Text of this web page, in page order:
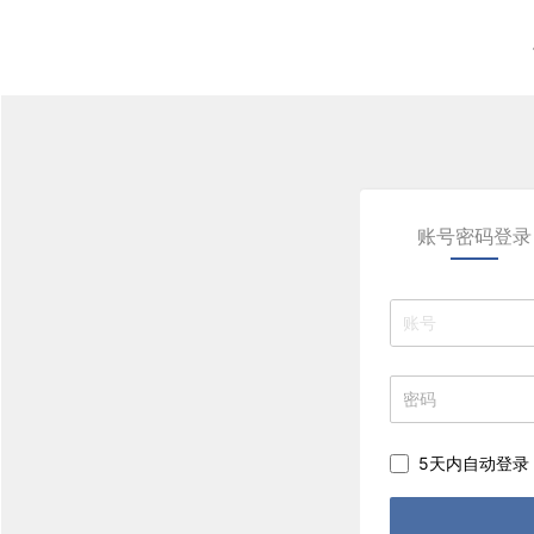
账号密码登录
5天内自动登录